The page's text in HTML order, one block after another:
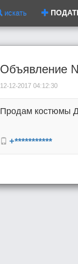
искать
Объявление
12-12-2017 04:12:30
Продам костюмы
+***********